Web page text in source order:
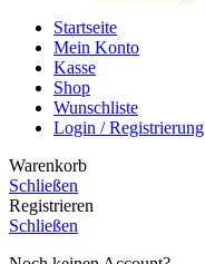
Startseite
Mein Konto
Kasse
Shop
Wunschliste
Login / Registrierung
Warenkorb
Schließen
Registrieren
Schließen